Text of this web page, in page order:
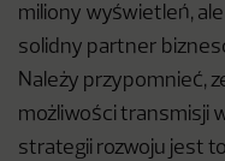
miliony wyświetleń,
solidny partner
Należy przypomnieć,
możliwości transmisji
strategii rozwoju jest